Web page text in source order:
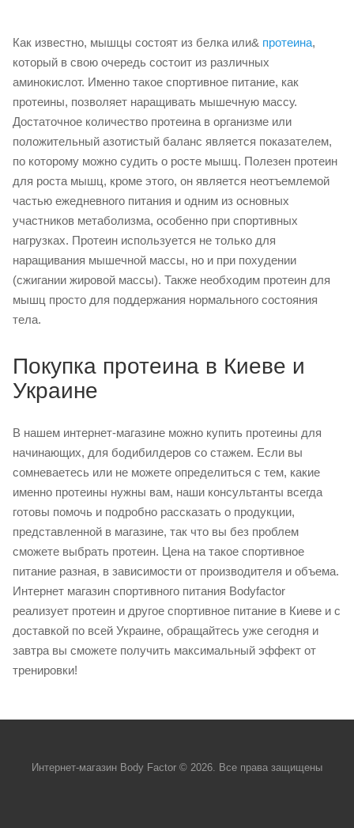
Как известно, мышцы состоят из белка или& протеина,
который в свою очередь состоит из различных
аминокислот. Именно такое спортивное питание, как
протеины, позволяет наращивать мышечную массу.
Достаточное количество протеина в организме или
положительный азотистый баланс является показателем,
по которому можно судить о росте мышц. Полезен протеин
для роста мышц, кроме этого, он является неотъемлемой
частью ежедневного питания и одним из основных
участников метаболизма, особенно при спортивных
нагрузках. Протеин используется не только для
наращивания мышечной массы, но и при похудении
(сжигании жировой массы). Также необходим протеин для
мышц просто для поддержания нормального состояния
тела.
Покупка протеина в Киеве и
Украине
В нашем интернет-магазине можно купить протеины для
начинающих, для бодибилдеров со стажем. Если вы
сомневаетесь или не можете определиться с тем, какие
именно протеины нужны вам, наши консультанты всегда
готовы помочь и подробно рассказать о продукции,
представленной в магазине, так что вы без проблем
сможете выбрать протеин. Цена на такое спортивное
питание разная, в зависимости от производителя и объема.
Интернет магазин спортивного питания Bodyfactor
реализует протеин и другое спортивное питание в Киеве и с
доставкой по всей Украине, обращайтесь уже сегодня и
завтра вы сможете получить максимальный эффект от
тренировки!
Интернет-магазин Body Factor © 2026. Все права защищены